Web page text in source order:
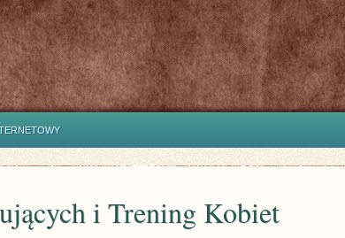
i Trening Kobiet